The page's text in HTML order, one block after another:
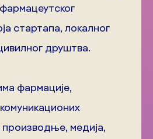
стартапа, локалног
друштва.
фармације,
производње, медија,